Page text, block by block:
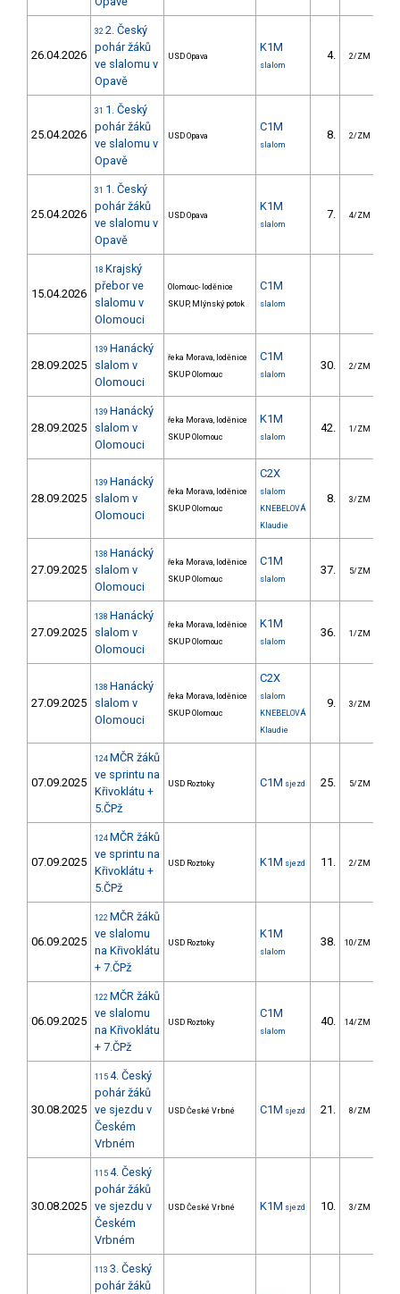
26.04.2026
32 2. Český
pohár žáků
ve slalomu v
Opavě
USD Opava
K1M
slalom
4. 2/ZM
25.04.2026
31 1. Český
pohár žáků
ve slalomu v
Opavě
USD Opava
C1M
slalom
8. 2/ZM
25.04.2026
31 1. Český
pohár žáků
ve slalomu v
Opavě
USD Opava
K1M
slalom
7. 4/ZM
15.04.2026
18 Krajský
přebor ve
slalomu v
Olomouci
Olomouc- loděnice
SKUP, Mlýnský potok
C1M
slalom
28.09.2025
139 Hanácký
slalom v
Olomouci
řeka Morava, loděnice
SKUP Olomouc
C1M
slalom
30. 2/ZM
28.09.2025
139 Hanácký
slalom v
Olomouci
řeka Morava, loděnice
SKUP Olomouc
K1M
slalom
42. 1/ZM
28.09.2025
139 Hanácký
slalom v
Olomouci
řeka Morava, loděnice
SKUP Olomouc
C2X
slalom
KNEBELOVÁ
Klaudie
8. 3/ZM
27.09.2025
138 Hanácký
slalom v
Olomouci
řeka Morava, loděnice
SKUP Olomouc
C1M
slalom
37. 5/ZM
27.09.2025
138 Hanácký
slalom v
Olomouci
řeka Morava, loděnice
SKUP Olomouc
K1M
slalom
36. 1/ZM
27.09.2025
138 Hanácký
slalom v
Olomouci
řeka Morava, loděnice
SKUP Olomouc
C2X
slalom
KNEBELOVÁ
Klaudie
9. 3/ZM
07.09.2025
124 MČR žáků
ve sprintu na
Křivoklátu +
5.ČPž
USD Roztoky C1M sjezd 25. 5/ZM
07.09.2025
124 MČR žáků
ve sprintu na
Křivoklátu +
5.ČPž
USD Roztoky K1M sjezd 11. 2/ZM
06.09.2025
122 MČR žáků
ve slalomu
na Křivoklátu
+ 7.ČPž
USD Roztoky
K1M
slalom
38. 10/ZM
06.09.2025
122 MČR žáků
ve slalomu
na Křivoklátu
+ 7.ČPž
USD Roztoky
C1M
slalom
40. 14/ZM
30.08.2025
115 4. Český
pohár žáků
ve sjezdu v
Českém
Vrbném
USD České Vrbné C1M sjezd 21. 8/ZM
30.08.2025
115 4. Český
pohár žáků
ve sjezdu v
Českém
Vrbném
USD České Vrbné K1M sjezd 10. 3/ZM
113 3. Český
pohár žáků